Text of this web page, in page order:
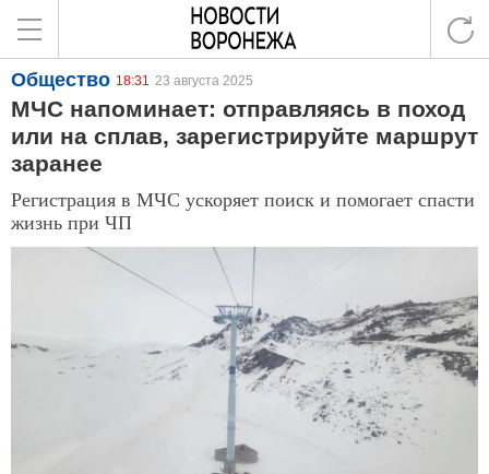
Общество 18:31 23 августа 2025
МЧС напоминает: отправляясь в поход
или на сплав, зарегистрируйте маршрут
заранее
Регистрация в МЧС ускоряет поиск и помогает спасти
жизнь при ЧП